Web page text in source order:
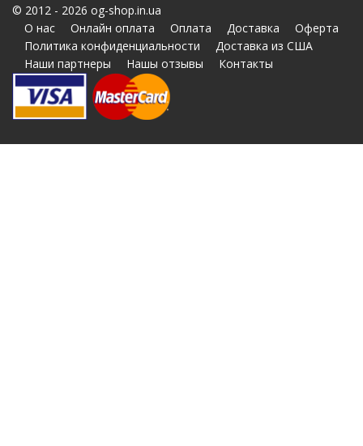
© 2012 - 2026 og-shop.in.ua
О нас
Онлайн оплата Оплата Доставка
Оферта
Политика конфиденциальности
Доставка из США
Наши партнеры
Нашы отзывы Контакты